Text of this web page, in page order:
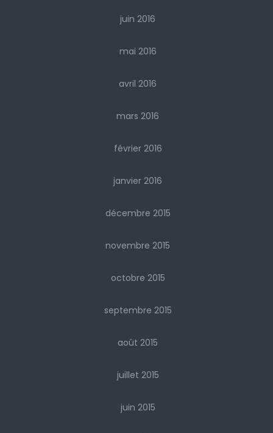
juin 2016
mai 2016
avril 2016
mars 2016
février 2016
janvier 2016
décembre 2015
novembre 2015
octobre 2015
septembre 2015
août 2015
juillet 2015
juin 2015